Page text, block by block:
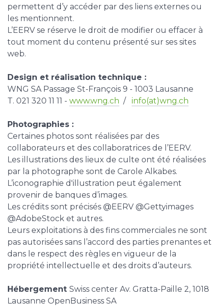
permettent d’y accéder par des liens externes ou
les mentionnent.
L’EERV se réserve le droit de modifier ou effacer à
tout moment du contenu présenté sur ses sites
web.
Design et réalisation technique :
WNG SA Passage St-François 9 - 1003 Lausanne
T. 021 320 11 11 - www.wng.ch / info(at)wng.ch
Photographies :
Certaines photos sont réalisées par des
collaborateurs et des collaboratrices de l’EERV.
Les illustrations des lieux de culte ont été réalisées
par la photographe sont de Carole Alkabes.
L’iconographie d'illustration peut également
provenir de banques d’images.
Les crédits sont précisés @EERV @Gettyimages
@AdobeStock et autres.
Leurs exploitations à des fins commerciales ne sont
pas autorisées sans l’accord des parties prenantes et
dans le respect des règles en vigueur de la
propriété intellectuelle et des droits d’auteurs.
Hébergement Swiss center Av. Gratta-Paille 2, 1018
Lausanne OpenBusiness SA